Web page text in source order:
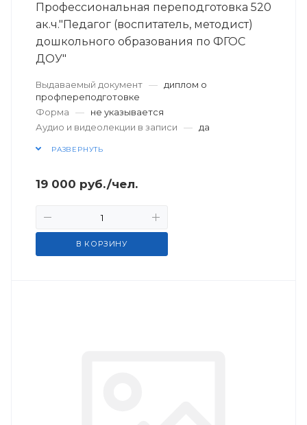
Профессиональная переподготовка 520
ак.ч."Педагог (воспитатель, методист)
дошкольного образования по ФГОС
ДОУ"
Выдаваемый документ —
диплом о
профпереподготовке
Форма
—
не указывается
Аудио и видеолекции в записи
— да
РАЗВЕРНУТЬ
19 000 руб./чел.
В КОРЗИНУ